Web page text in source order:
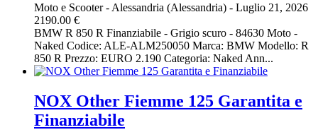
Moto e Scooter-Alessandria (Alessandria) - Luglio 21, 2026
2190.00 €
BMW R 850 R Finanziabile - Grigio scuro - 84630 Moto -
Naked Codice: ALE-ALM250050 Marca: BMW Modello: R
850 R Prezzo: EURO 2.190 Categoria: Naked Ann...
NOX Other Fiemme 125 Garantita e
Finanziabile